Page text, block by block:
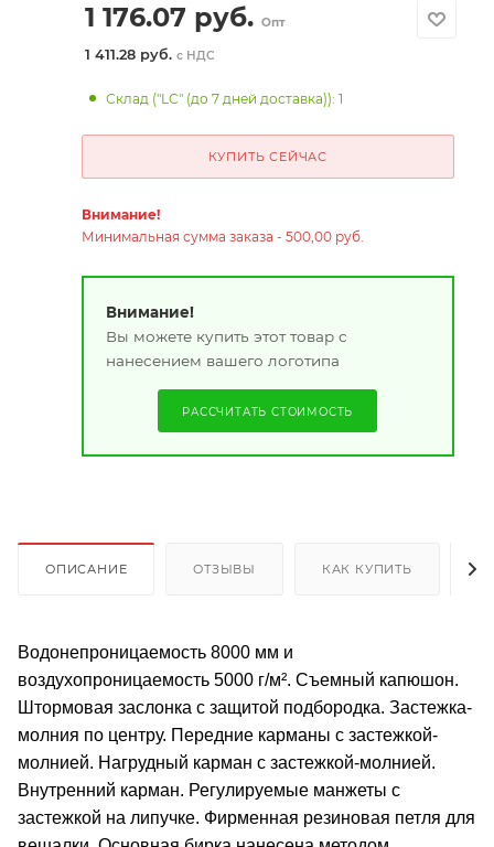
1 176.07 руб. Опт
1 411.28 руб. с НДС
Склад ("LC" (до 7 дней доставка)): 1
КУПИТЬ СЕЙЧАС
Внимание!
Минимальная сумма заказа - 500,00 руб.
Внимание!
Вы можете купить этот товар с
нанесением вашего логотипа
РАССЧИТАТЬ СТОИМОСТЬ
ОПИСАНИЕ ОТЗЫВЫ КАК КУПИТЬ
Водонепроницаемость 8000 мм и
воздухопроницаемость 5000 г/м². Съемный капюшон.
Штормовая заслонка с защитой подбородка. Застежка-
молния по центру. Передние карманы с застежкой-
молнией. Нагрудный карман с застежкой-молнией.
Внутренний карман. Регулируемые манжеты с
застежкой на липучке. Фирменная резиновая петля для